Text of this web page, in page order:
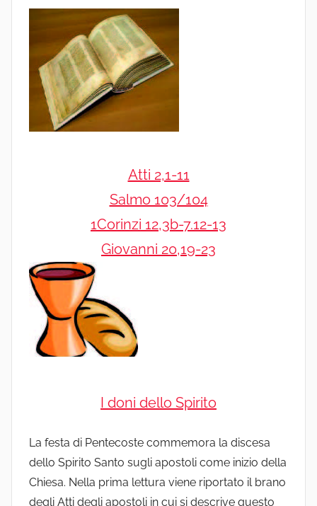
Atti 2,1-11
Salmo 103/104
1Corinzi 12,3b-7.12-13
Giovanni 20,19-23
I doni dello Spirito
La festa di Pentecoste commemora la discesa
dello Spirito Santo sugli apostoli come inizio della
Chiesa. Nella prima lettura viene riportato il brano
degli Atti degli apostoli in cui si descrive questo